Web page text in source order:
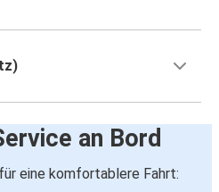
an Bord
eine komfortablere Fahrt: